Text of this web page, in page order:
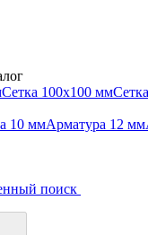
Сетка 100х100 мм
10 ммАрматура 12 мм
поиск